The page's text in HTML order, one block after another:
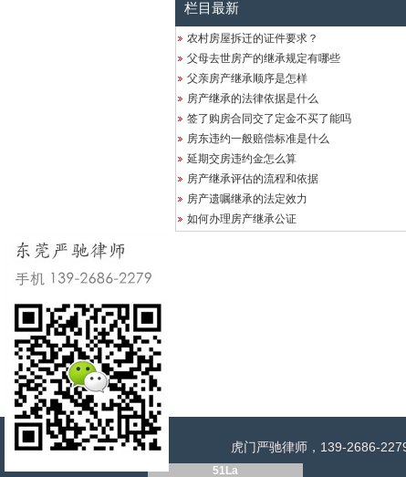
栏目最新
农村房屋拆迁的证件要求？
父母去世房产的继承规定有哪些
父亲房产继承顺序是怎样
房产继承的法律依据是什么
签了购房合同交了定金不买了能吗
房东违约一般赔偿标准是什么
延期交房违约金怎么算
房产继承评估的流程和依据
房产遗嘱继承的法定效力
如何办理房产继承公证
虎门严驰律师，139-2686-
51La